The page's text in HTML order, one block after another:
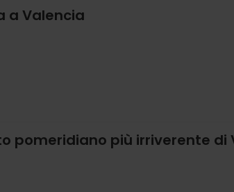
a Valencia
pomeridiano più irriverente di